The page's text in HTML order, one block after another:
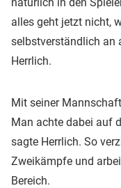
alles geht jetzt nicht,
selbstverständlich an
Herrlich.
Mit seiner
Man achte dabei auf
sagte Herrlich. So
Zweikämpfe und
Bereich.